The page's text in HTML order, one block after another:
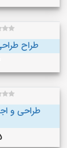
طراح
طراحی و